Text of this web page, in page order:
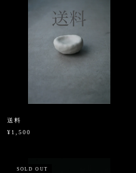
送料
¥1,500
SOLD OUT